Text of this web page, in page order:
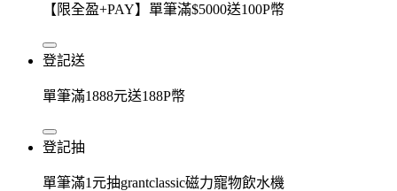
【限全盈+PAY】單筆滿$5000送100P幣
登記送
單筆滿1888元送188P幣
登記抽
單筆滿1元抽grantclassic磁力寵物飲水機